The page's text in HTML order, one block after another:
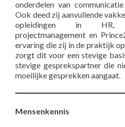
onderdelen van
Ook deed zij aanvullende
opleidingen in HR,
projectmanagement en
ervaring die zij in de praktijk
zorgt dit voor een stevige
stevige gesprekspartner die
moeilijke gesprekken aangaat.
Mensenkennis